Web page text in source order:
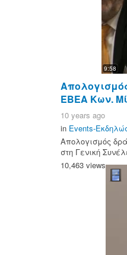
9:58
ΕΒΕΑ Κων.
10 years ago
in Events-
Απολογισμός
στη Γενική
10,463 views